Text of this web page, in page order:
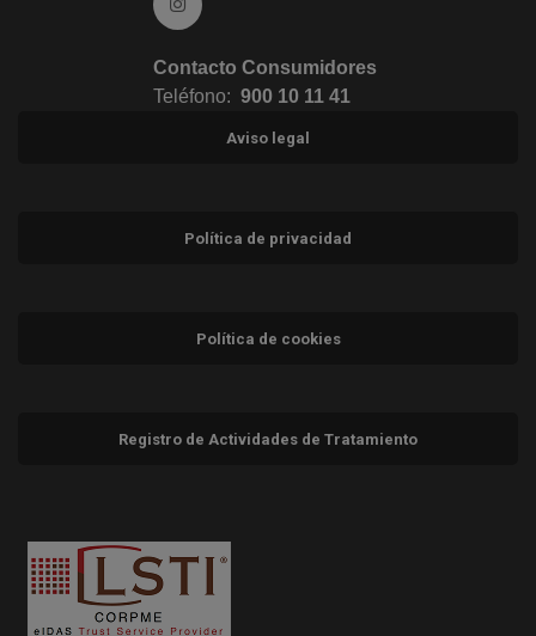
Contacto Consumidores
Teléfono: 900 10 11 41
Aviso legal
Política de privacidad
Política de cookies
Registro de Actividades de Tratamiento